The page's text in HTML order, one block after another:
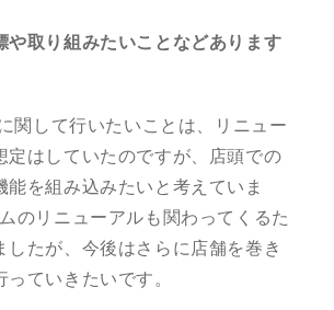
取り組みたいことなどあります
関して行いたいことは、リニュー
定はしていたのですが、店頭での
能を組み込みたいと考えていま
のリニューアルも関わってくるた
したが、今後はさらに店舗を巻き
ていきたいです。